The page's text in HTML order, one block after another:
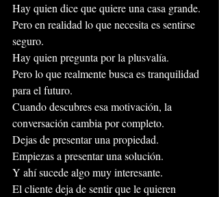
Hay quien dice que quiere una casa grande.
Pero en realidad lo que necesita es sentirse
seguro.
Hay quien pregunta por la plusvalía.
Pero lo que realmente busca es tranquilidad
para el futuro.
Cuando descubres esa motivación, la
conversación cambia por completo.
Dejas de presentar una propiedad.
Empiezas a presentar una solución.
Y ahí sucede algo muy interesante.
El cliente deja de sentir que le quieren